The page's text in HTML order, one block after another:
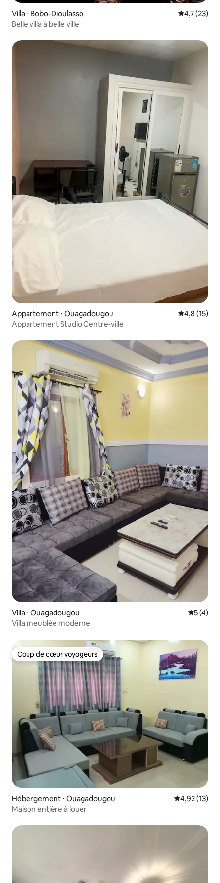
Villa ⋅ Bobo-Dioulasso Évaluation
4,7 (23)
Belle villa à belle ville
Appartement ⋅ Ouagadougou Évaluation
4,8 (15)
Appartement Studio Centre-ville
Villa ⋅ Ouagadougou
5 (4)
Villa meublée moderne
Coup de cœur voyageurs
Coup de cœur voyageurs
Hébergement ⋅ Ouagadougou Évaluation
4,92 (13)
Maison entière à louer